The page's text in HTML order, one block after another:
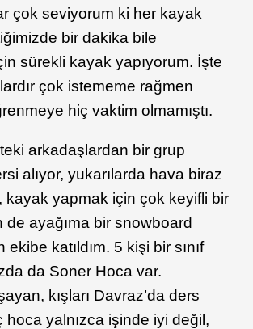
çok seviyorum ki her kayak
bir dakika bile
sürekli kayak yapıyorum. İşte
çok istememe rağmen
hiç vaktim olmamıştı.
arkadaşlardan bir grup
alıyor, yukarılarda hava biraz
kayak yapmak için çok keyifli bir
de ayağıma bir snowboard
ekibe katıldım. 5 kişi bir sınıf
da Soner Hoca var.
kışları Davraz’da ders
hoca yalnızca işinde iyi değil,